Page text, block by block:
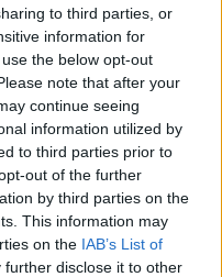
to third parties, or
information for
the below opt-out
note that after your
continue seeing
information utilized by
to third parties prior to
out of the further
by third parties on the
This information may
on the IAB’s List of
further disclose it to other
02.02.2021
MORE STUFF